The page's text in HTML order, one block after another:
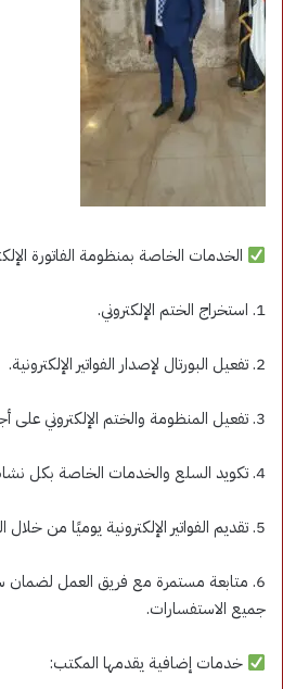
الخدمات الخاصة بمنظومة الفاتورة
1. استخراج الختم الإلكتروني.
2. تفعيل البورتال لإصدار الفواتير الإلكترونية.
3. تفعيل المنظومة والختم الإلكتروني على أجهزة الكمبيوتر.
4. تكويد السلع والخدمات الخاصة بكل نشاط.
5. تقديم الفواتير الإلكترونية يوميًا من خلال المكتب.
6. متابعة مستمرة مع فريق العمل لضمان
جميع الاستفسارات.
خدمات إضافية يقدمها المكتب: